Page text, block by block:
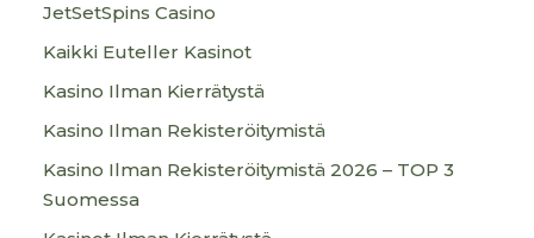
JetSetSpins Casino
Kaikki Euteller Kasinot
Kasino Ilman Kierrätystä
Kasino Ilman Rekisteröitymistä
Kasino Ilman Rekisteröitymistä 2026 – TOP 3
Suomessa